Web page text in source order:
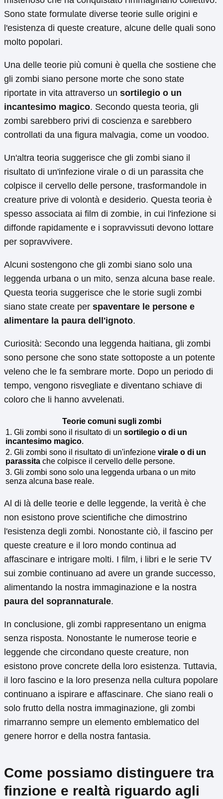
Sono state formulate diverse teorie sulle origini e
l'esistenza di queste creature, alcune delle quali sono
molto popolari.
Una delle teorie più comuni è quella che sostiene che
gli zombi siano persone morte che sono state
riportate in vita attraverso un sortilegio o un
incantesimo magico. Secondo questa teoria, gli
zombi sarebbero privi di coscienza e sarebbero
controllati da una figura malvagia, come un voodoo.
Un'altra teoria suggerisce che gli zombi siano il
risultato di un'infezione virale o di un parassita che
colpisce il cervello delle persone, trasformandole in
creature prive di volontà e desiderio. Questa teoria è
spesso associata ai film di zombie, in cui l'infezione si
diffonde rapidamente e i sopravvissuti devono lottare
per sopravvivere.
Alcuni sostengono che gli zombi siano solo una
leggenda urbana o un mito, senza alcuna base reale.
Questa teoria suggerisce che le storie sugli zombi
siano state create per spaventare le persone e
alimentare la paura dell'ignoto.
Curiosità: Secondo una leggenda haitiana, gli zombi
sono persone che sono state sottoposte a un potente
veleno che le fa sembrare morte. Dopo un periodo di
tempo, vengono risvegliate e diventano schiave di
coloro che li hanno avvelenati.
Teorie comuni sugli zombi
1. Gli zombi sono il risultato di un sortilegio o di un
incantesimo magico.
2. Gli zombi sono il risultato di un'infezione virale o di un
parassita che colpisce il cervello delle persone.
3. Gli zombi sono solo una leggenda urbana o un mito
senza alcuna base reale.
Al di là delle teorie e delle leggende, la verità è che
non esistono prove scientifiche che dimostrino
l'esistenza degli zombi. Nonostante ciò, il fascino per
queste creature e il loro mondo continua ad
affascinare e intrigare molti. I film, i libri e le serie TV
sui zombie continuano ad avere un grande successo,
alimentando la nostra immaginazione e la nostra
paura del soprannaturale.
In conclusione, gli zombi rappresentano un enigma
senza risposta. Nonostante le numerose teorie e
leggende che circondano queste creature, non
esistono prove concrete della loro esistenza. Tuttavia,
il loro fascino e la loro presenza nella cultura popolare
continuano a ispirare e affascinare. Che siano reali o
solo frutto della nostra immaginazione, gli zombi
rimarranno sempre un elemento emblematico del
genere horror e della nostra fantasia.
Come possiamo distinguere tra
finzione e realtà riguardo agli